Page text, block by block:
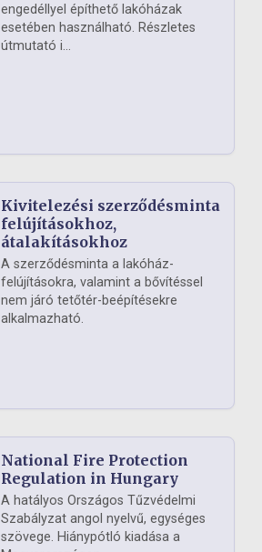
engedéllyel építhető lakóházak
esetében használható. Részletes
útmutató i...
Kivitelezési szerződésminta
felújításokhoz,
átalakításokhoz
A szerződésminta a lakóház-
felújításokra, valamint a bővítéssel
nem járó tetőtér-beépítésekre
alkalmazható.
National Fire Protection
Regulation in Hungary
A hatályos Országos Tűzvédelmi
Szabályzat angol nyelvű, egységes
szövege. Hiánypótló kiadása a